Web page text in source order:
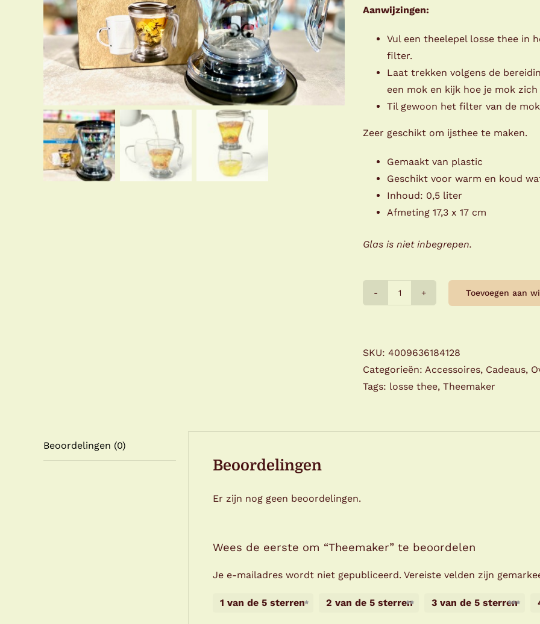
Aanwijzingen:
Vul een theelepel losse thee in
filter.
Laat trekken volgens de
een mok en kijk hoe je mok
Til gewoon het filter van de
Zeer geschikt om ijsthee te maken.
Gemaakt van plastic
Geschikt voor warm en koud
Inhoud: 0,5 liter
Afmeting 17,3 x 17 cm
Glas is niet inbegrepen.
Toevoegen aan
SKU: 4009636184128
Categorieën: Accessoires, Cadeaus,
Tags: losse thee, Theemaker
Beoordelingen (0)
Beoordelingen
Er zijn nog geen beoordelingen.
Wees de eerste om “Theemaker” te beoordelen
Je e-mailadres wordt niet gepubliceerd. Vereiste velden zijn
1 van de 5 sterren 2 van de 5 sterren 3 van de 5 sterren